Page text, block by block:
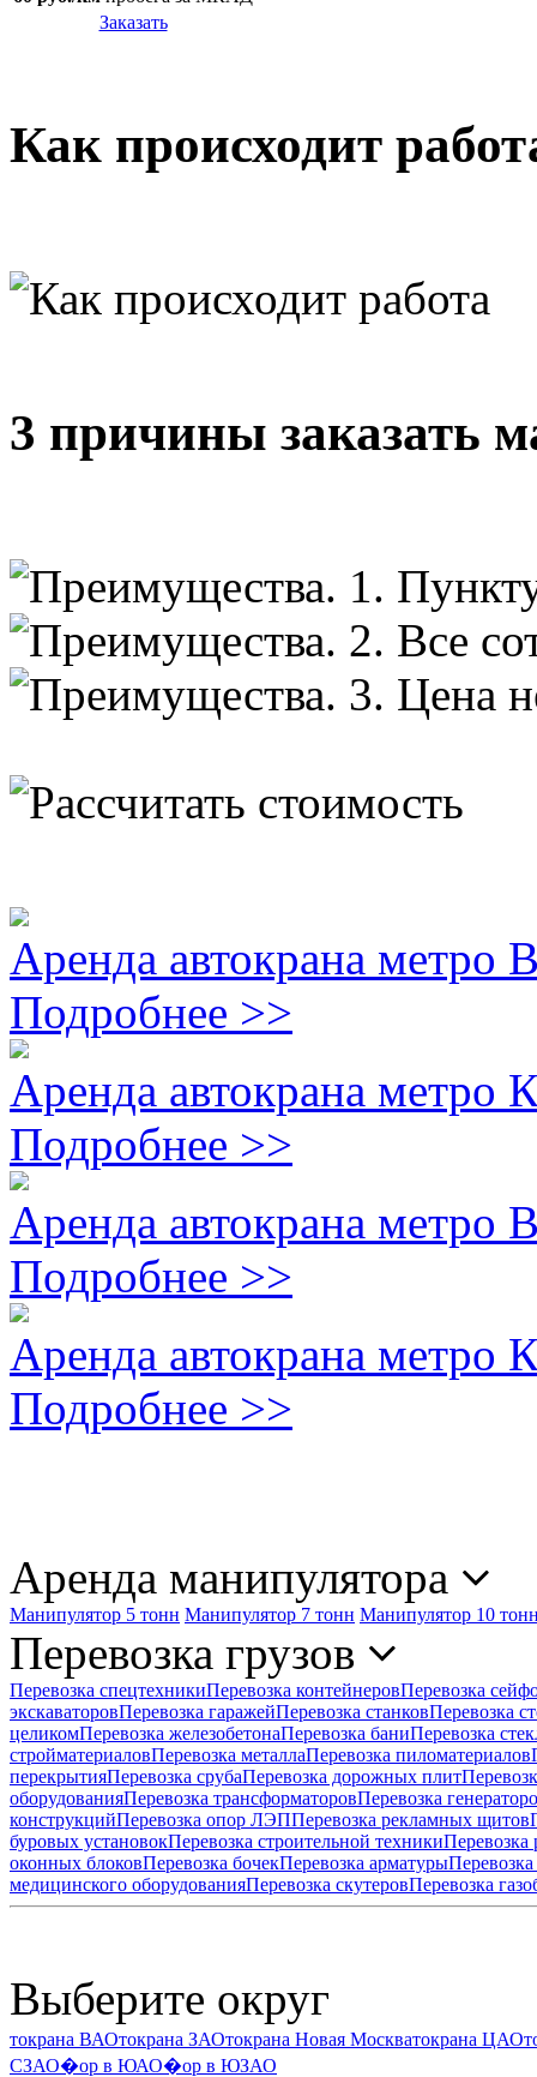
Заказать
Как происходит
3 причины заказать
Аренда автокрана метро
Подробнее >>
Аренда автокрана метро
Подробнее >>
Аренда автокрана метро
Подробнее >>
Аренда автокрана метро
Подробнее >>
Аренда манипулятора
Манипулятор 5 тонн Манипулятор 7 тонн Манипулятор 10
Перевозка грузов
Перевозка спецтехникиПеревозка контейнеровПеревозка
экскаваторовПеревозка гаражейПеревозка станковПеревозка
целикомПеревозка железобетонаПеревозка баниПеревозка
стройматериаловПеревозка металлаПеревозка пиломатериалов
перекрытияПеревозка срубаПеревозка дорожных плит
оборудованияПеревозка трансформаторовПеревозка
конструкцийПеревозка опор ЛЭППеревозка рекламных щитов
буровых установокПеревозка строительной техникиПеревозка
оконных блоковПеревозка бочекПеревозка арматуры
медицинского оборудованияПеревозка скутеровПеревозка
Выберите округ
токрана ВАОтокрана ЗАОтокрана Новая Москватокрана ЦАО
СЗАО�ор в ЮАО�ор в ЮЗАО